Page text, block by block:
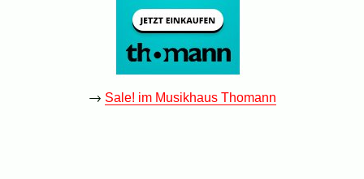
→ Sale! im Musikhaus Thomann